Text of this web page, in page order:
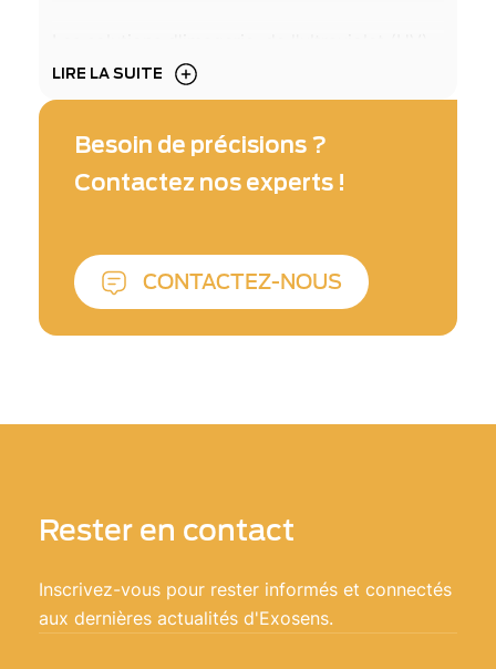
à l'infrarouge (IR), permettent de différencier
les matériaux en fonction de leur réponse
ultra-sensibles, faciles à intégrer et à utiliser,
qui apportent une valeur ajoutée pour le tri
LIRE LA SUITE
Besoin de précisions ?
Contactez nos experts !
CONTACTEZ-NOUS
Rester en contact
Inscrivez-vous pour rester informés et connectés
aux dernières actualités d'Exosens.